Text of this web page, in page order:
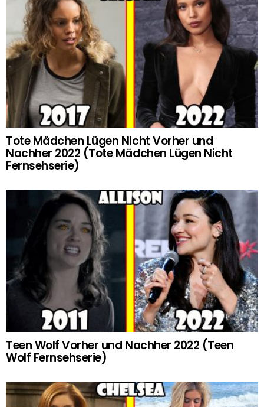
Tote Mädchen Lügen Nicht Vorher und
Nachher 2022 (Tote Mädchen Lügen Nicht
Fernsehserie)
Teen Wolf Vorher und Nachher 2022 (Teen
Wolf Fernsehserie)